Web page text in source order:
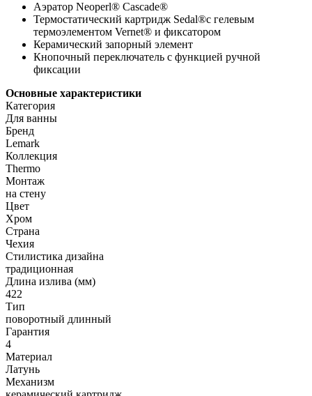
Аэратор Neoperl® Cascade®
Термостатический картридж Sedal®с гелевым
термоэлементом Vernet® и фиксатором
Керамический запорный элемент
Кнопочный переключатель с функцией ручной
фиксации
Основные характеристики
Категория
Для ванны
Бренд
Lemark
Коллекция
Thermo
Монтаж
на стену
Цвет
Хром
Страна
Чехия
Стилистика дизайна
традиционная
Длина излива (мм)
422
Тип
поворотный длинный
Гарантия
4
Материал
Латунь
Механизм